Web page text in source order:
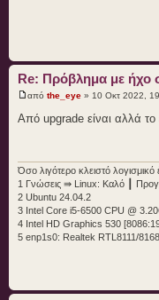
/sys/bus/acpi/devices/
/sys/bus/acpi/devices/
/sys/bus/acpi/devices/
Kernel release:
Operating System:
Architecture: x86_64
Processor: x86_64
SMP Enabled: Yes
Re: Πρόβλημα με ήχο
από the_eye » 10 Οκτ 2022,
Από upgrade είναι αλλά
Όσο λιγότερο κλειστό λογισμικό
1 Γνώσεις ⇛ Linux: Καλό ┃
2 Ubuntu 24.04.2
3 Intel Core i5-6500 CPU @
4 Intel HD Graphics 530
5 enp1s0: Realtek RTL8111/